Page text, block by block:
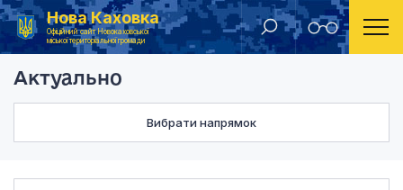
Нова Каховка
Офіційний сайт Новокаховської
міської територіальної громади
Головна Актуально Отримання статусу учасника
Актуально
Вибрати напрямок